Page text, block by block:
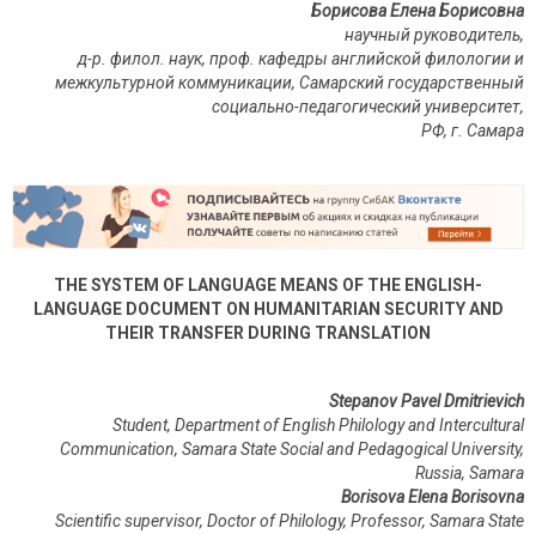
Борисова Елена Борисовна
научный руководитель,
д-р. филол. наук, проф. кафедры английской филологии и
межкультурной коммуникации, Самарский государственный
социально-педагогический университет,
РФ, г. Самара
THE SYSTEM OF LANGUAGE MEANS OF THE ENGLISH-
LANGUAGE DOCUMENT ON HUMANITARIAN SECURITY AND
THEIR TRANSFER DURING TRANSLATION
Stepanov Pavel Dmitrievich
Student, Department of English Philology and Intercultural
Communication, Samara State Social and Pedagogical University,
Russia, Samara
Borisova Elena Borisovna
Scientific supervisor, Doctor of Philology, Professor, Samara State